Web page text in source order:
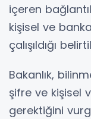
içeren
kişisel ve
çalışıldığı
Bakanlık,
şifre ve kişisel
gerektiğini